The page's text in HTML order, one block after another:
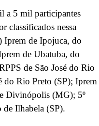
a 5 mil participantes
classificados nessa
Iprem de Ipojuca, do
de Ubatuba, do
de São José do Rio
do Rio Preto (SP); Iprem
Divinópolis (MG); 5º
Ilhabela (SP).